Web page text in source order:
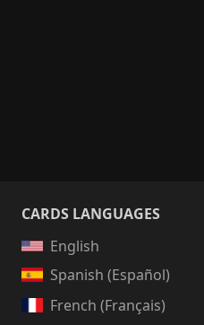
CARDS LANGUAGES
English
Spanish (Español)
French (Français)